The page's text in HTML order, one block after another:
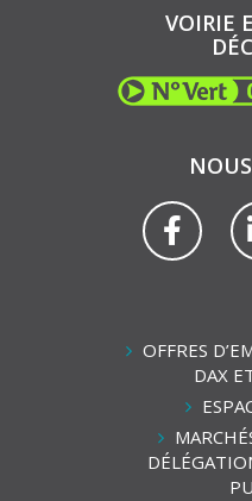
VOIRIE
Lien
vers
OFFRES
DAX